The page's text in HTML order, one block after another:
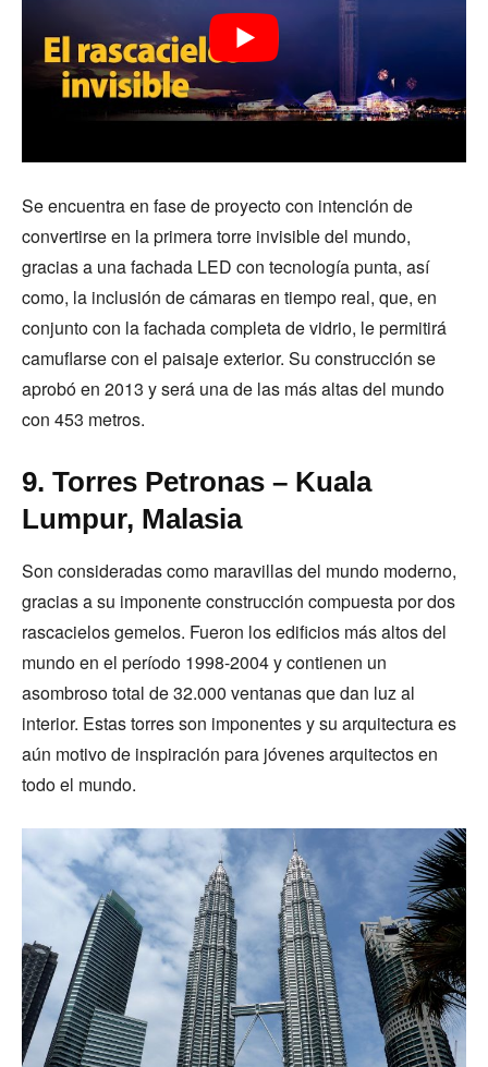
Se encuentra en fase de proyecto con intención de
convertirse en la primera torre invisible del mundo,
gracias a una fachada LED con tecnología punta, así
como, la inclusión de cámaras en tiempo real, que, en
conjunto con la fachada completa de vidrio, le permitirá
camuflarse con el paisaje exterior. Su construcción se
aprobó en 2013 y será una de las más altas del mundo
con 453 metros.
9. Torres Petronas – Kuala
Lumpur, Malasia
Son consideradas como maravillas del mundo moderno,
gracias a su imponente construcción compuesta por dos
rascacielos gemelos. Fueron los edificios más altos del
mundo en el período 1998-2004 y contienen un
asombroso total de 32.000 ventanas que dan luz al
interior. Estas torres son imponentes y su arquitectura es
aún motivo de inspiración para jóvenes arquitectos en
todo el mundo.